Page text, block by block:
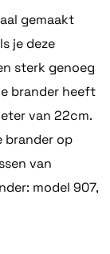
gemaakt
je deze
sterk genoeg
brander heeft
van 22cm.
brander op
van
model 907,